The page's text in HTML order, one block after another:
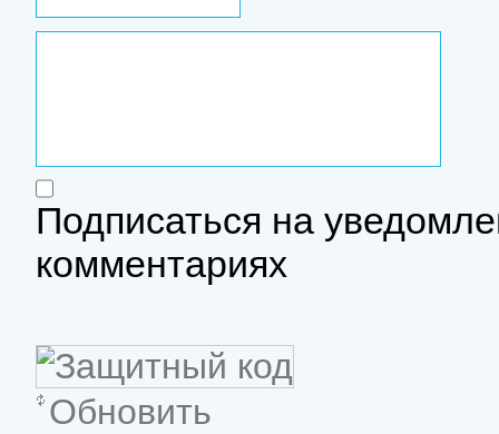
Подписаться на
комментариях
Обновить